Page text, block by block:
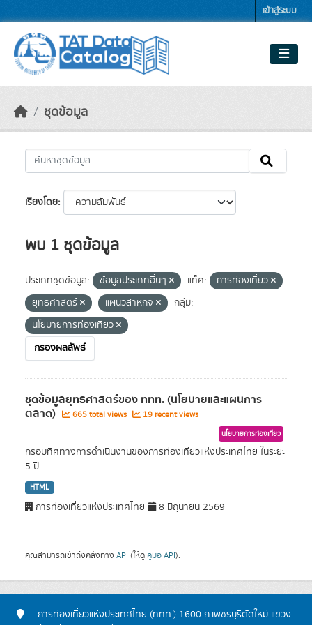
เข้าสู่ระบบ
ชุดข้อมูล
เรียงโดย
พบ 1 ชุดข้อมูล
ประเภทชุดข้อมูล: ข้อมูลประเภทอื่นๆ แท็ค:
การท่องเที่ยว
ยุทธศาสตร์
แผนวิสาหกิจ
กลุ่ม:
นโยบายการท่องเที่ยว
กรองผลลัพธ์
ชุดข้อมูลยุทธศาสตร์ของ ททท. (นโยบายและแผนการ
ตลาด) 665 total views 19 recent views
นโยบายการท่องเที่ยว
กรอบทิศทางการดำเนินงานของการท่องเที่ยวแห่งประเทศไทย ในระยะ
5 ปี
HTML
การท่องเที่ยวแห่งประเทศไทย 8 มิถุนายน 2569
คุณสามารถเข้าถึงคลังทาง API (ให้ดู คู่มือ API).
การท่องเที่ยวแห่งประเทศไทย (ททท.) 1600 ถ.เพชรบุรีตัดใหม่ แขวง